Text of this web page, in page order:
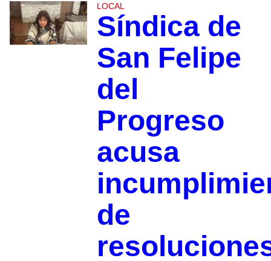
LOCAL
Síndica de
San Felipe
del
Progreso
acusa
de